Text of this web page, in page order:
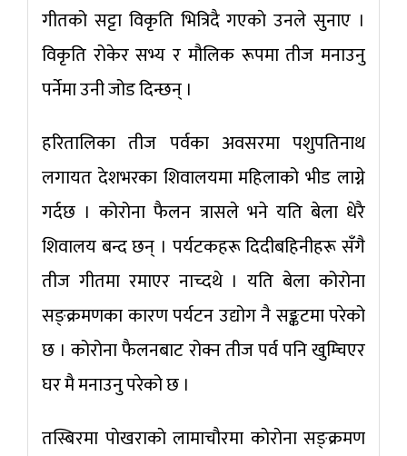
गीतको सट्टा विकृति भित्रिदै गएकाे उनले सुनाए ।
विकृति रोकेर सभ्य र मौलिक रूपमा तीज मनाउनु
पर्नेमा उनी जोड दिन्छन् ।
हरितालिका तीज पर्वका अवसरमा पशुपतिनाथ
लगायत देशभरका शिवालयमा महिलाको भीड लाग्ने
गर्दछ । कोरोना फैलन त्रासले भने यति बेला धेरै
शिवालय बन्द छन् । पर्यटकहरू दिदीबहिनीहरू सँगै
तीज गीतमा रमाएर नाच्दथे । यति बेला कोरोना
सङ्क्रमणका कारण पर्यटन उद्योग नै सङ्कटमा परेको
छ । कोरोना फैलनबाट रोक्न तीज पर्व पनि खुम्चिएर
घर मै मनाउनु परेको छ ।
तस्बिरमा पाेखराकाे लामाचाैरमा काेराेना सङ्क्रमण